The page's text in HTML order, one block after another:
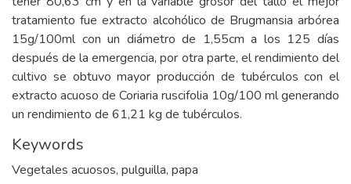
tratamiento fue extracto alcohólico de Brugmansia arbórea
15g/100ml con un diámetro de 1,55cm a los 125 días
después de la emergencia, por otra parte, el rendimiento del
cultivo se obtuvo mayor producción de tubérculos con el
extracto acuoso de Coriaria ruscifolia 10g/100 ml generando
un rendimiento de 61,21 kg de tubérculos.
Keywords
Vegetales acuosos, pulguilla, papa